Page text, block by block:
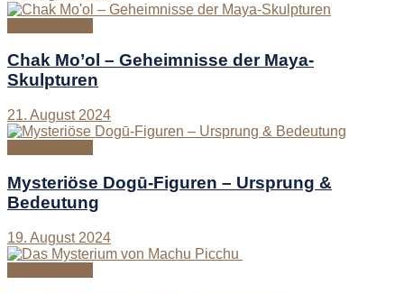
Chak Mo’ol – Geheimnisse der Maya-
Skulpturen
21. August 2024
Mysteriöse Dogū-Figuren – Ursprung &
Bedeutung
19. August 2024